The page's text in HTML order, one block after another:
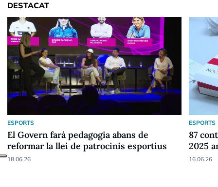
DESTACAT
ESPORTS
El Govern farà pedagogia abans de
reformar la llei de patrocinis esportius
18.06.26
ESPORTS
87
2025
16.06.26